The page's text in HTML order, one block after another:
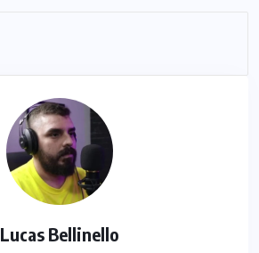
Lucas Bellinello